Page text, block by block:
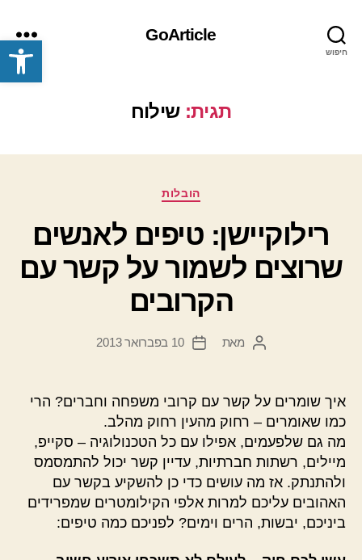
פתח סרגל נגישות חיפוש
GoArticle
תפריט
תגית: שילוח
קטגוריותהובלות
רילוקיישן: טיפים לאנשים
שרוצים לשמור על קשר עם
הקרובים
המחבר
מאת
תאריך
10 בפברואר 2013
איך שומרים על קשר עם קרובי משפחה וחברים? הרי
כמו שאומרים – רחוק מהעין רחוק מהלב.
מה גם שלפעמים, אפילו עם כל הטכנולוגיה – סקייפ,
מיילים, רשתות חברתיות, עדיין קשר יכול להתמסמס
ולהתנתק. אז מה עושים כדי כן להשקיע בקשר עם
האהובים עליכם למרות אלפי הקילומטרים שמפרידים
ביניכם, יבשות, הרים וימים? לפניכם כמה טיפים: